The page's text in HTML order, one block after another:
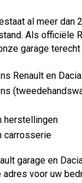
al meer dan
Als officiële
garage terecht
Renault en Dacia
herstellingen
carrosserie
garage en
adres voor uw